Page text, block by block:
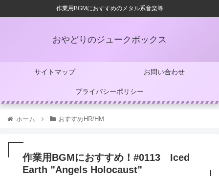
作業用BGMにおすすめのメタル系音楽等
おやどりのジュークボックス
サイトマップ お問い合わせ
プライバシーポリシー
ホーム おすすめHR/HM
作業用BGMにおすすめ！#0113 Iced
Earth ”Angels Holocaust”